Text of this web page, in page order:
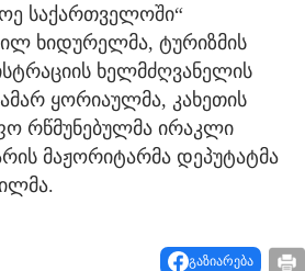
საქართველოში“
ხიდურელმა, ტურიზმის
ხელმძღვანელის
ყორიაულმა, კახეთის
რწმუნებულმა ირაკლი
მაჟორიტარმა დეპუტატმა
გაზიარება